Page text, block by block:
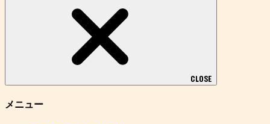
CLOSE
メニュー